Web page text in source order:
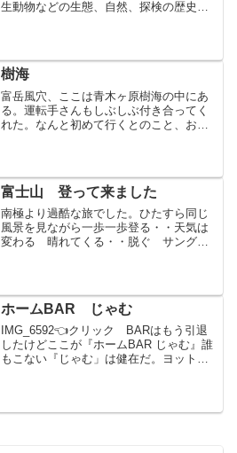
生動物などの生態、自然、探検の歴史な
荒波ドレーク海峡を抜けた...
樹海
富岳風穴、ここは青木ヶ原樹海の中にあ
る。運転手さんもしぶしぶ付き合ってく
れた。なんと初めて行くとのこと、お土
た。ここを出るといよいよ樹...
富士山 登って来ました
南極より過酷な旅でした。ひたすら同じ
風景を見ながら一歩一歩登る・・天気は
変わる 晴れてくる・・脱ぐ サングラ
る・・ザラ道・・ステッキ...
ホームBAR じゃむ
IMG_6592👈クリック BARはもう引退
したけどここが『ホームBAR じゃむ』誰
もこない『じゃむ」は健在だ。ヨット貸
いるがこれ...